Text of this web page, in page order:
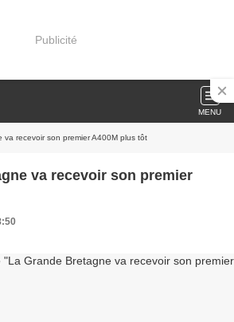
Publicité
MENU
va recevoir son premier A400M plus tôt
va recevoir son premier